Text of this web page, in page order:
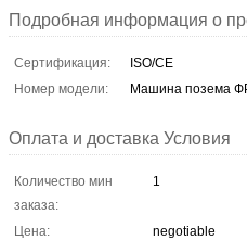
Подробная информация о
Сертификация:
ISO/CE
Номер модели:
Машина позема
Оплата и доставка Условия
Количество мин
заказа:
1
Цена:
negotiable